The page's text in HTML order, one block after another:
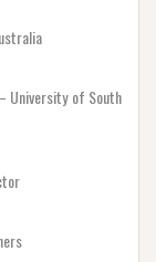
University of South